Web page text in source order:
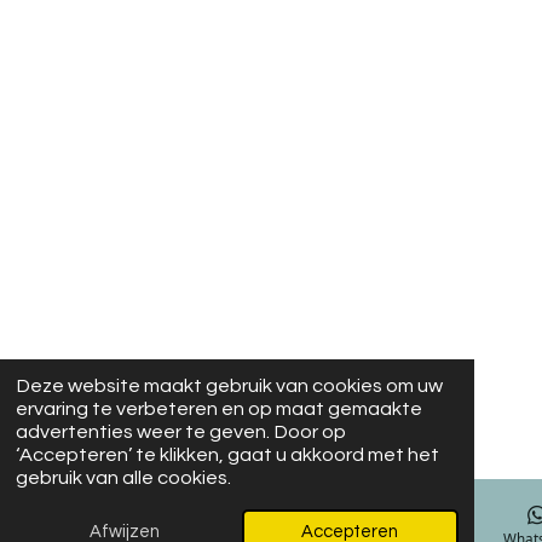
Deze website maakt gebruik van cookies om uw
ervaring te verbeteren en op maat gemaakte
advertenties weer te geven. Door op
‘Accepteren’ te klikken, gaat u akkoord met het
gebruik van alle cookies.
Afwijzen Accepteren